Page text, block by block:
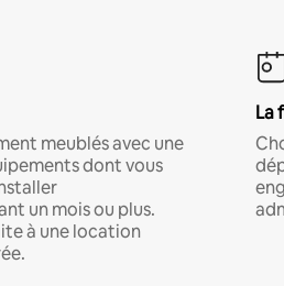
meublés avec une
dont vous
un mois ou plus.
à une location
La